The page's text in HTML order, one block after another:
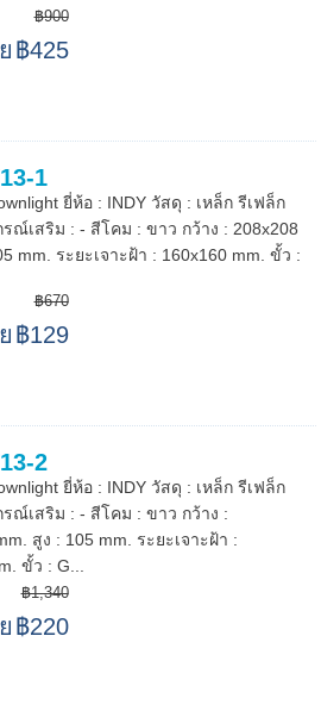
฿900
฿425
1
ยี่ห้อ : INDY วัสดุ : เหล็ก รีเฟล็ก
รณ์เสริม : - สีโคม : ขาว กว้าง : 208x208
mm. ระยะเจาะฝ้า : 160x160 mm. ขั้ว :
฿670
฿129
2
ยี่ห้อ : INDY วัสดุ : เหล็ก รีเฟล็ก
รณ์เสริม : - สีโคม : ขาว กว้าง :
สูง : 105 mm. ระยะเจาะฝ้า :
ขั้ว : G...
฿1,340
฿220